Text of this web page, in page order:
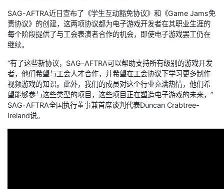
SAG-AFTRA近日宣布了《学生互动豁免协议》和《Game Jams免
责协议》的创建，这两项协议都为电子游戏开发者在其职业生涯的
每个阶段提供了与工会表演者合作的机会，即使电子游戏罢工仍在
继续。
“有了这些新协议，SAG-AFTRA可以帮助支持所有级别的游戏开发
者，他们希望与工会人才合作，并希望在工会协议下学习更多制作
视频游戏的知识。此外，我们的成员对这个行业充满热情，他们希
望能够参与这些类型的项目，这些项目正在塑造电子游戏的未来，”
SAG-AFTRA全国执行董事兼首席谈判代表Duncan Crabtree-
Ireland说。